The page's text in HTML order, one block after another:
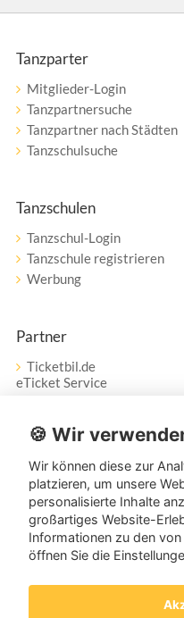
Tanzparter
Mitglieder-Login
Tanzpartnersuche
Tanzpartner nach Städten
Tanzschulsuche
Tanzschulen
Tanzschul-Login
Tanzschule registrieren
Werbung
Partner
Ticketbil.de
eTicket Service
Vertrag widerrufen
Service
Unser Tanzpartner-Service
Anregungen gerne weiter!
🍪 Wir
Wir können diese zur
platzieren, um unsere
personalisierte Inhalte
großartiges Website-
Informationen zu den
öffnen Sie die